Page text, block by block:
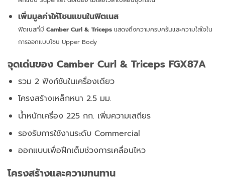
เพิ่มมูลค่าให้โซนแขนในฟิตเนส
ฟิตเนสที่มี Camber Curl & Tricepsแสดงถึงความครบครันและความใส่ใจใน
การออกแบบโซน Upper Body
จุดเด่นของ Camber Curl & Triceps FGX87A
รวม 2 ฟังก์ชันในเครื่องเดียว
โครงสร้างเหล็กหนา 2.5 มม.
น้ำหนักเครื่อง 225 กก. เพิ่มความเสถียร
รองรับการใช้งานระดับ Commercial
ออกแบบเพื่อฝึกเต็มช่วงการเคลื่อนไหว
โครงสร้างและความทนทาน